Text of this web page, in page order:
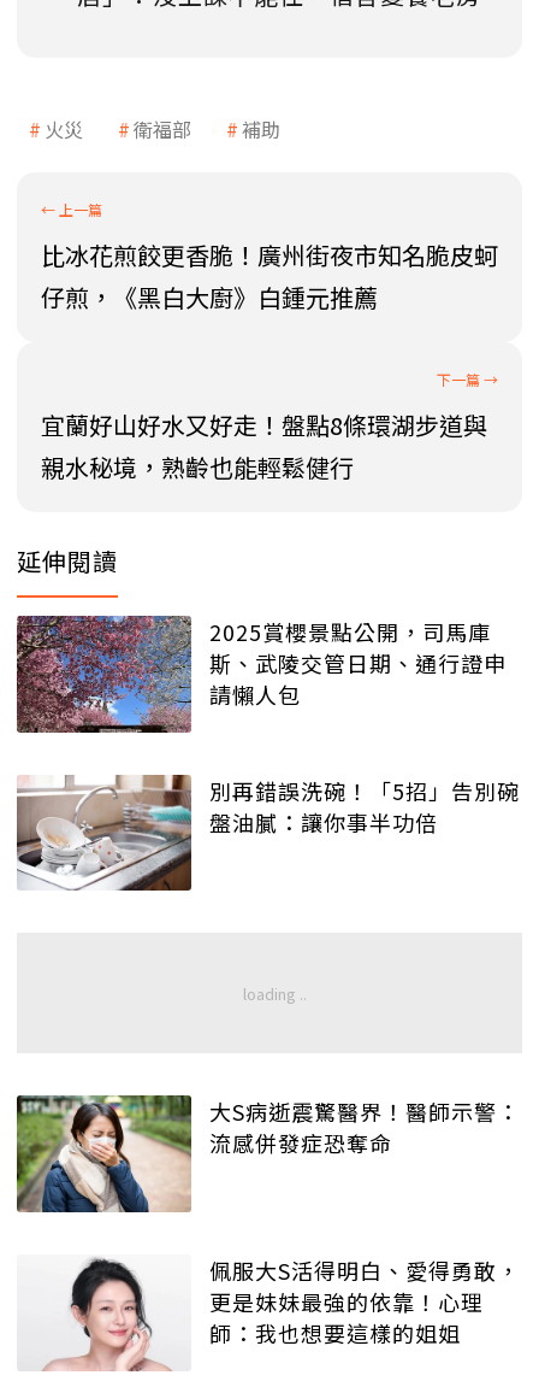
火災 衛福部 補助
比冰花煎餃更香脆！廣州街夜市知名脆皮蚵
仔煎，《黑白大廚》白鍾元推薦
宜蘭好山好水又好走！盤點8條環湖步道與
親水秘境，熟齡也能輕鬆健行
延伸閱讀
2025賞櫻景點公開，司馬庫
斯、武陵交管日期、通行證申
請懶人包
別再錯誤洗碗！「5招」告別碗
盤油膩：讓你事半功倍
大S病逝震驚醫界！醫師示警：
流感併發症恐奪命
佩服大S活得明白、愛得勇敢，
更是妹妹最強的依靠！心理
師：我也想要這樣的姐姐